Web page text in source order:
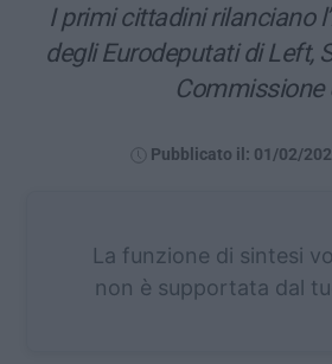
I primi cittadini rilanciano
degli Eurodeputati di Left,
Commissione
Pubblicato il: 01/02/
La funzione di sintesi
non è supportata dal